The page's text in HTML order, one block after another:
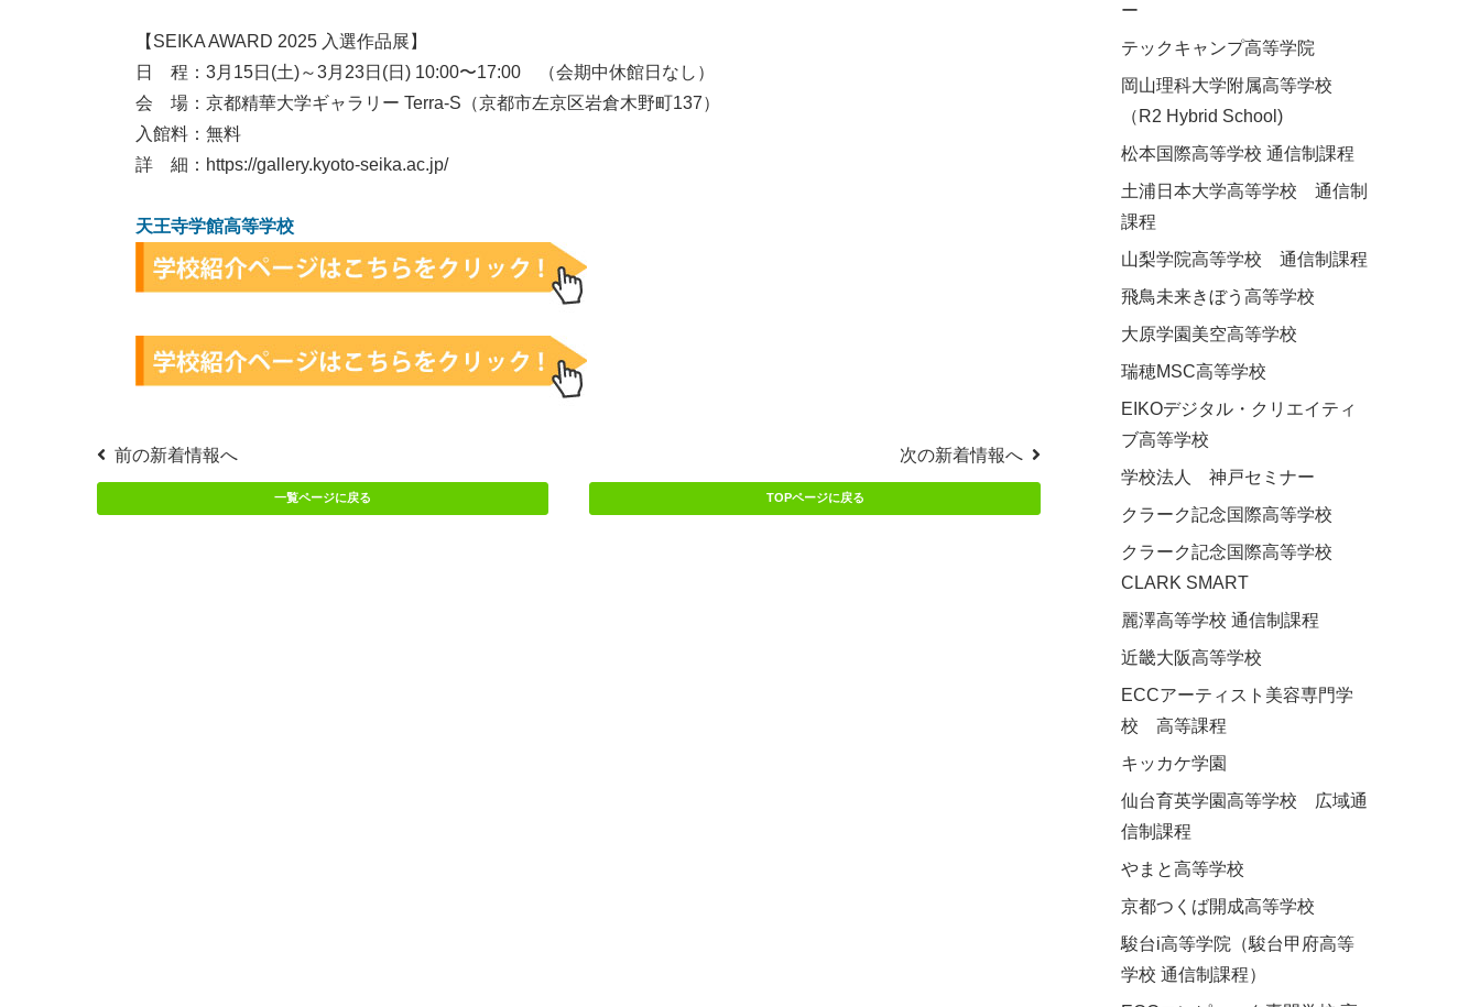
【SEIKA AWARD 2025 入選作品展】
日 程：3月15日(土)～3月23日(日) 10:00〜17:00 （会期中休館日なし）
会 場：京都精華大学ギャラリー Terra-S（京都市左京区岩倉木野町137）
入館料：無料
詳 細： https://gallery.kyoto-seika.ac.jp/
天王寺学館高等学校
前の新着情報へ 次の新着情報へ
一覧ページに戻る TOPページに戻る
ー
テックキャンプ高等学院
岡山理科大学附属高等学校
（R2 Hybrid School)
松本国際高等学校 通信制課程
土浦日本大学高等学校 通信制
課程
山梨学院高等学校 通信制課程
飛鳥未来きぼう高等学校
大原学園美空高等学校
瑞穂MSC高等学校
EIKOデジタル・クリエイティ
ブ高等学校
学校法人 神戸セミナー
クラーク記念国際高等学校
クラーク記念国際高等学校
CLARK SMART
麗澤高等学校 通信制課程
近畿大阪高等学校
ECCアーティスト美容専門学
校 高等課程
キッカケ学園
仙台育英学園高等学校 広域通
信制課程
やまと高等学校
京都つくば開成高等学校
駿台i高等学院（駿台甲府高等
学校 通信制課程）